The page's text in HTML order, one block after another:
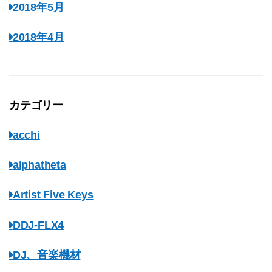
2018年5月
2018年4月
カテゴリー
acchi
alphatheta
Artist Five Keys
DDJ-FLX4
DJ、音楽機材